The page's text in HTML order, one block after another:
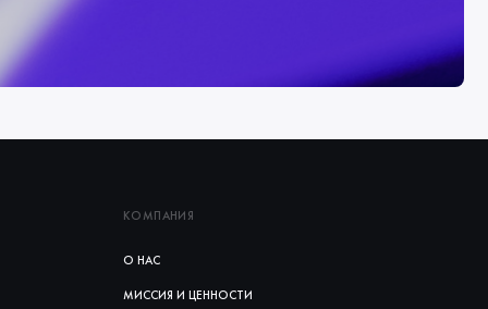
КОМПАНИЯ
О НАС
МИССИЯ И ЦЕННОСТИ